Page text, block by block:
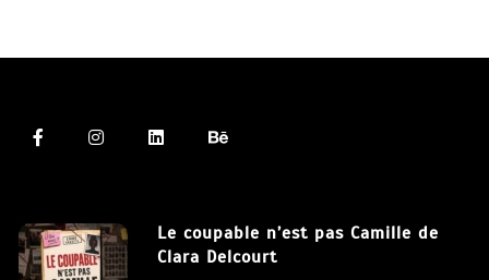
Le coupable n’est pas Camille de
Clara Delcourt